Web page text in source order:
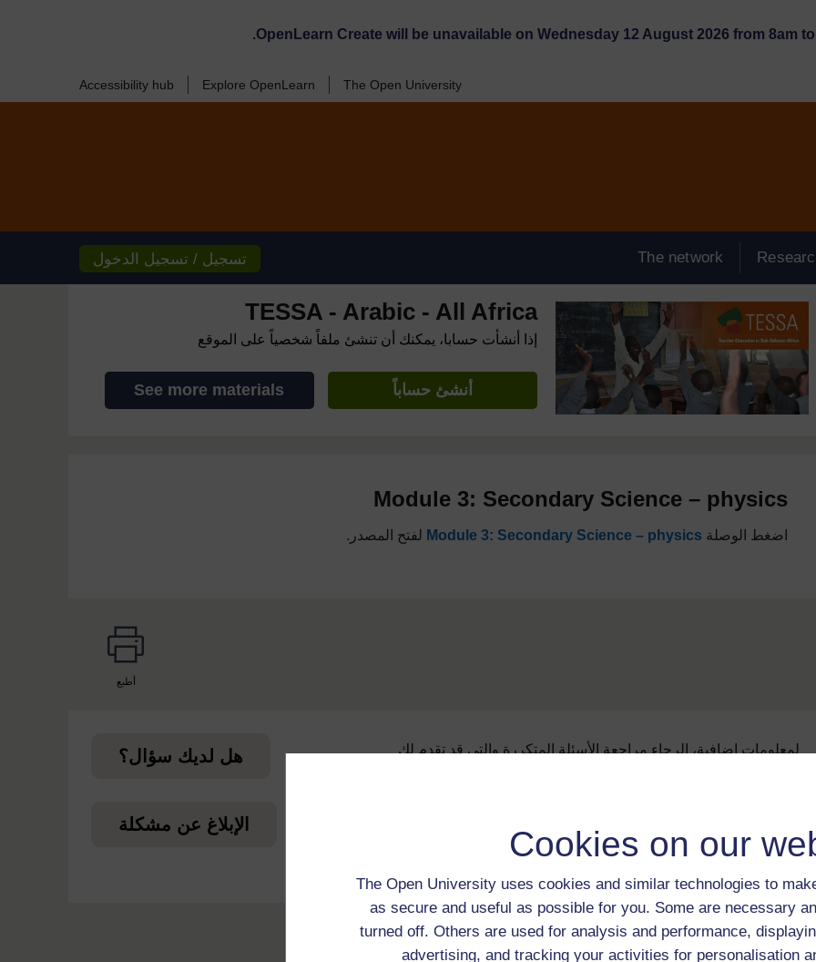
Cookies on our
The Open University uses cookies and similar technologies to
as secure and useful as possible for you. Some are necessary
turned off. Others are used for analysis and performance,
advertising, and tracking your activities for personalisation
OpenLearn Create will be unavailable on Wednesday 12 August 2026 from 8am
The Open University
Explore OpenLearn
Accessibility hub
The network تسجيل / تسجيل الدخول
TESSA - Arabic - All Africa
إذا أنشأت حسابا، يمكنك أن تنشئ ملفاً شخصياً على الموقع
أنشئ حساباً See more materials
Module 3: Secondary Science – physics
اضغط الوصلة Module 3: Secondary Science – physics لفتح المصدر.
أطبع
لمعلومات إضافية، الرجاء مراجعة الأسئلة المتكررة والتي قد تقدم لك
هل لديك سؤال؟
الموقع.
الإبلاغ عن مشكلة